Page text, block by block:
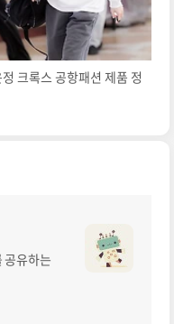
정 크록스 공항패션 제품 정
공유하는